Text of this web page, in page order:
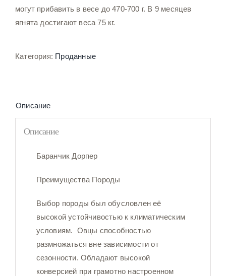
могут прибавить в весе до 470-700 г. В 9 месяцев
ягнята достигают веса 75 кг.
Категория: Проданные
Описание
Описание
Баранчик Дорпер
Преимущества Породы
Выбор породы был обусловлен её
высокой устойчивостью к климатическим
условиям. Овцы способностью
размножаться вне зависимости от
сезонности. Обладают высокой
конверсией при грамотно настроенном